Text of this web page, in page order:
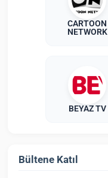
CARTOON
NETWORK
BEYAZ TV
Bültene Katıl